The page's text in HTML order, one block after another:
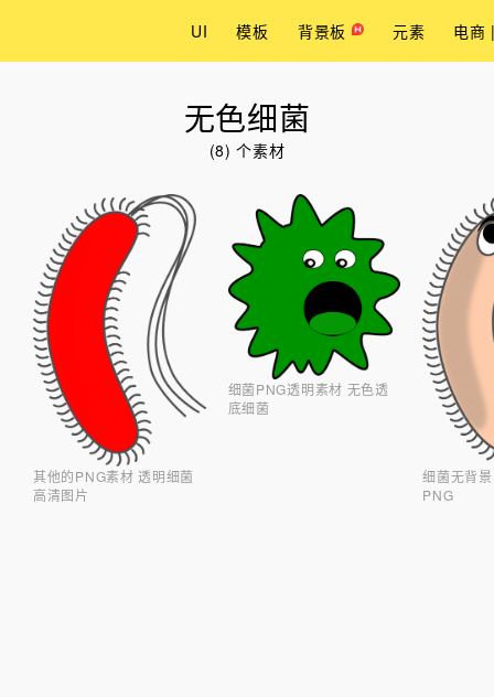
UI 模板 背景板 元素 电商
无色细菌
(8) 个素材
其他的PNG素材 透明细菌
高清图片
细菌PNG透明素材 无色透
底细菌
细菌无背
PNG